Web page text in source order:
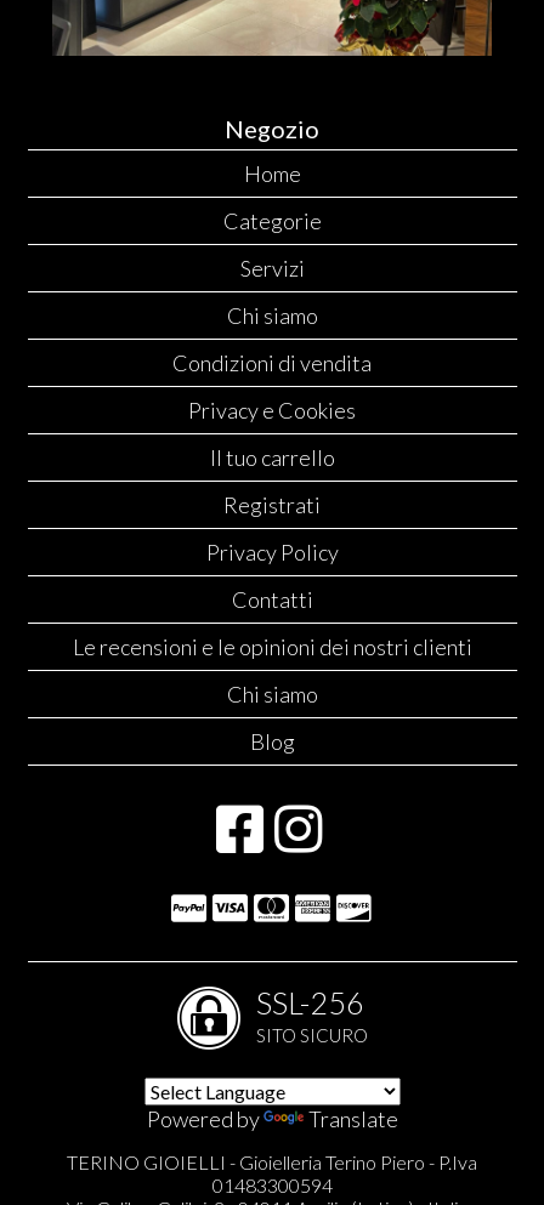
Negozio
Home
Categorie
Servizi
Chi siamo
Condizioni di vendita
Privacy e Cookies
Il tuo carrello
Registrati
Privacy Policy
Contatti
Le recensioni e le opinioni dei nostri clienti
Chi siamo
Blog
SSL-256
SITO SICURO
Powered by Translate
TERINO GIOIELLI - Gioielleria Terino Piero - P.Iva
01483300594